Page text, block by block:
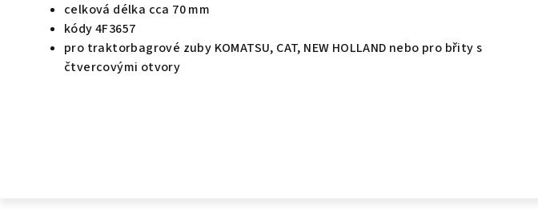
celková délka cca 70 mm
kódy 4F3657
pro traktorbagrové zuby KOMATSU, CAT, NEW HOLLAND nebo pro břity s
čtvercovými otvory